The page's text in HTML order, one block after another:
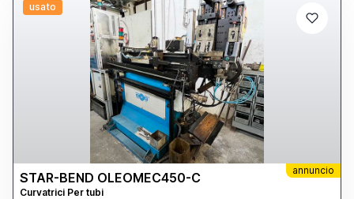
usato
annuncio
STAR-BEND OLEOMEC450-C
Curvatrici Per tubi